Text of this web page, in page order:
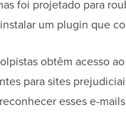
foi projetado para
um plugin que
obtêm acesso
para sites
esses e-